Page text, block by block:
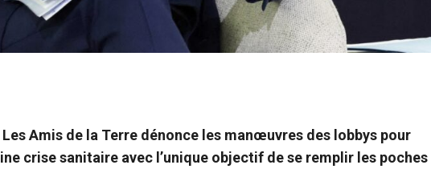
Amis de la Terre dénonce les manœuvres des lobbys pour
crise sanitaire avec l’unique objectif de se remplir les poches